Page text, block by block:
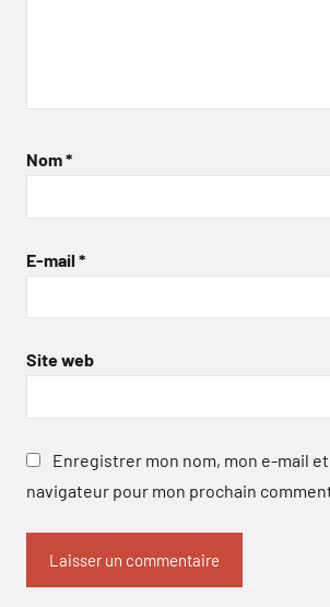
Nom*
E-mail *
Site web
Enregistrer mon nom, mon e-mail
navigateur pour mon prochain